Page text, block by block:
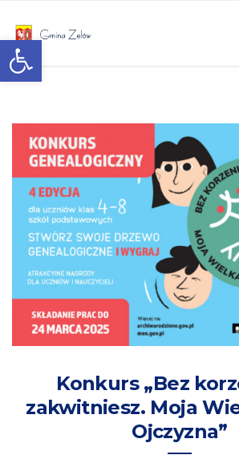
Otwórz pasek narzędzi
Konkurs „Bez
zakwitniesz. Moja
Ojczyzna”